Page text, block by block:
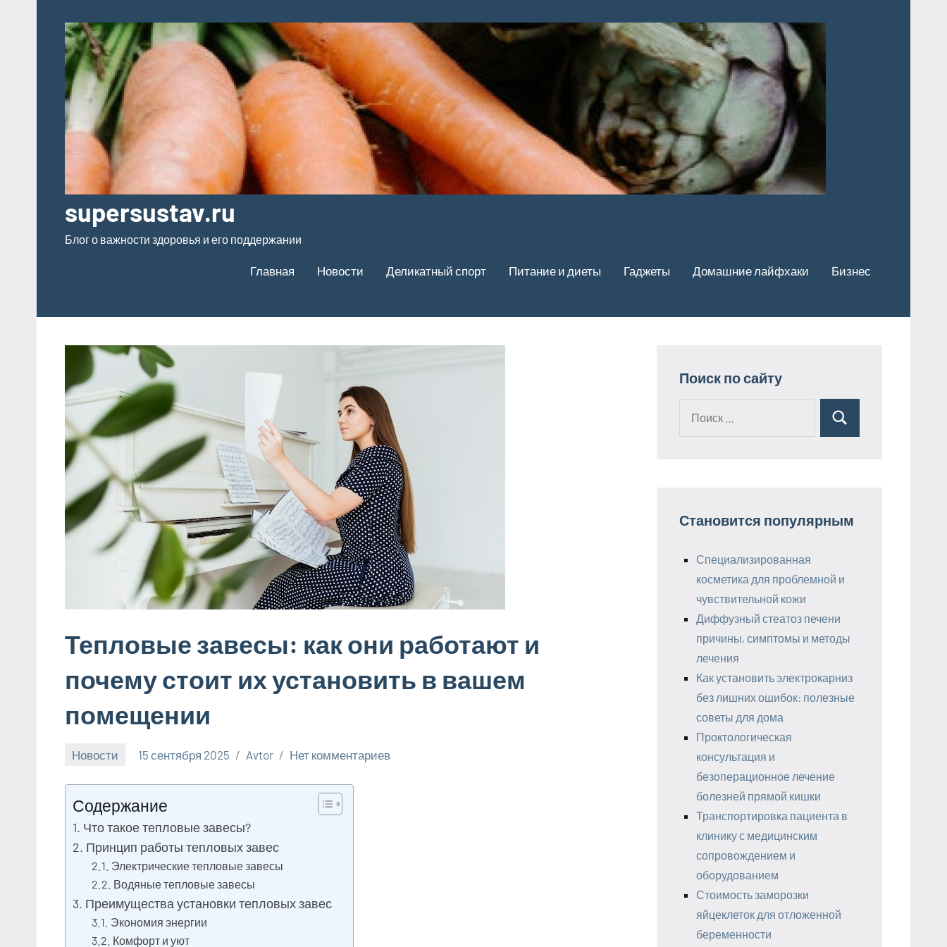
содержимому
supersustav.ru
Блог о важности здоровья и его поддержании
Главная Новости Деликатный спорт Питание и диеты Гаджеты Домашние лайфхаки Бизнес
Тепловые завесы: как они работают и
почему стоит их установить в вашем
помещении
Новости 15 сентября 2025 Avtor Нет комментариев
Содержание
Что такое тепловые завесы?
Принцип работы тепловых завес
Электрические тепловые завесы
Водяные тепловые завесы
Преимущества установки тепловых завес
Экономия энергии
Комфорт и уют
Поиск по сайту
Поиск
Становится популярным
Специализированная
косметика для проблемной и
чувствительной кожи
Диффузный стеатоз печени
причины, симптомы и методы
лечения
Как установить электрокарниз
без лишних ошибок: полезные
советы для дома
Проктологическая
консультация и
безоперационное лечение
болезней прямой кишки
Транспортировка пациента в
клинику с медицинским
сопровождением и
оборудованием
Стоимость заморозки
яйцеклеток для отложенной
беременности